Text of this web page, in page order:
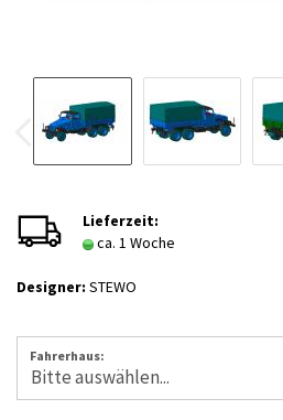
Lieferzeit:
ca. 1 Woche
Designer: STEWO
Fahrerhaus: